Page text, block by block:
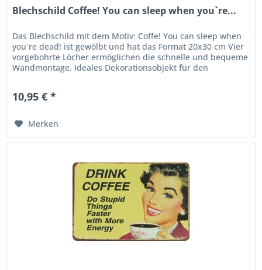
Blechschild Coffee! You can sleep when you`re...
Das Blechschild mit dem Motiv: Coffe! You can sleep when
you`re dead! ist gewölbt und hat das Format 20x30 cm Vier
vorgebohrte Löcher ermöglichen die schnelle und bequeme
Wandmontage. Ideales Dekorationsobjekt für den
10,95 € *
Merken